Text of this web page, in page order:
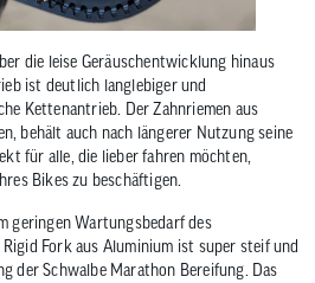
die leise Geräuschentwicklung hinaus
ist deutlich langlebiger und
Kettenantrieb. Der Zahnriemen aus
behält auch nach längerer Nutzung seine
für alle, die lieber fahren möchten,
Bikes zu beschäftigen.
geringen Wartungsbedarf des
Fork aus Aluminium ist super steif und
der Schwalbe Marathon Bereifung. Das